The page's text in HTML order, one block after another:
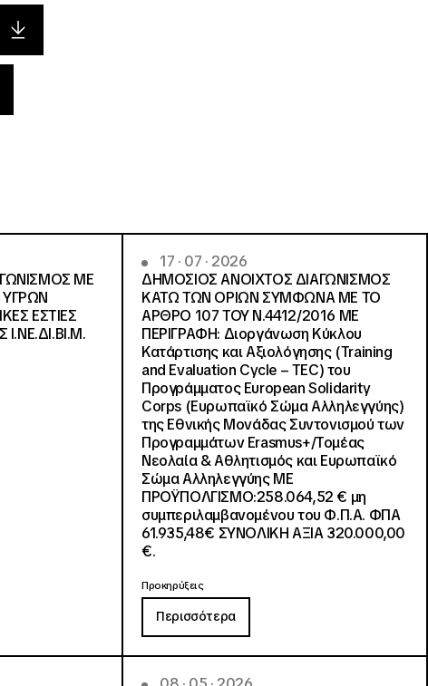
ΜΕ
ΕΣΤΙΕΣ
Ι.ΝΕ.ΔΙ.ΒΙ.Μ.
17 · 07 · 2026
ΔΗΜΟΣΙΟΣ ΑΝΟΙΧΤΟΣ ΔΙΑΓΩΝΙΣΜΟΣ
ΚΑΤΩ ΤΩΝ ΟΡΙΩΝ ΣΥΜΦΩΝΑ ΜΕ ΤΟ
ΑΡΘΡΟ 107 ΤΟΥ Ν.4412/2016 ΜΕ
ΠΕΡΙΓΡΑΦΗ: Διοργάνωση Κύκλου
Κατάρτισης και Αξιολόγησης (Training
and Evaluation Cycle – TEC) του
Προγράμματος European Solidarity
Corps (Ευρωπαϊκό Σώμα Αλληλεγγύης)
της Εθνικής Μονάδας Συντονισμού των
Προγραμμάτων Erasmus+/Τομέας
Νεολαία & Αθλητισμός και Ευρωπαϊκό
Σώμα Αλληλεγγύης ΜΕ
ΠΡΟΫΠΟΛΓΙΣΜΟ:258.064,52 € μη
συμπεριλαμβανομένου του Φ.Π.Α. ΦΠΑ
61.935,48€ ΣΥΝΟΛΙΚΗ ΑΞΙΑ 320.000,00
€.
Προκηρύξεις
Περισσότερα